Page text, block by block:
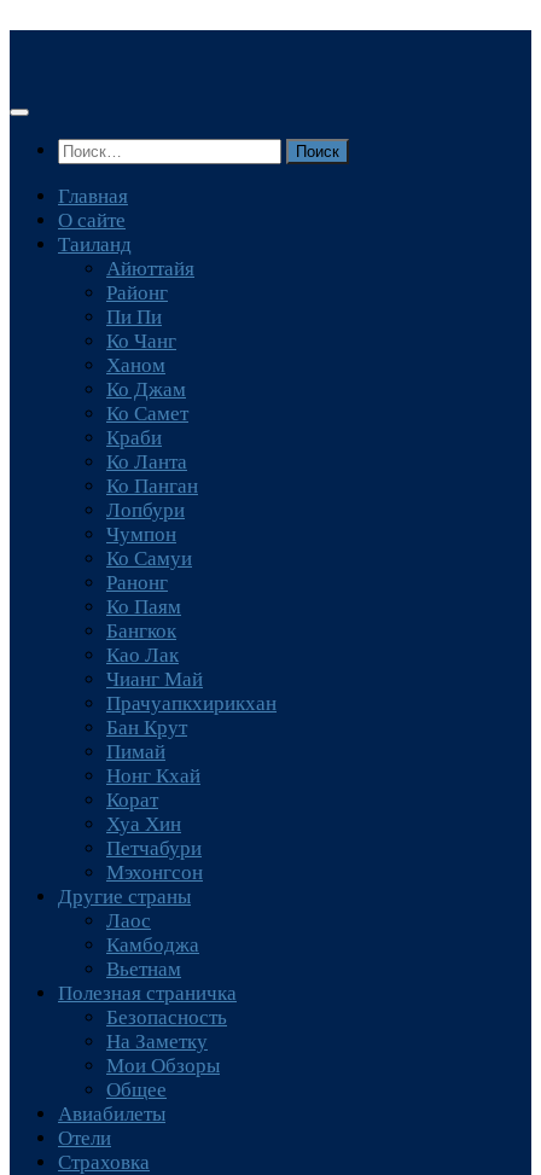
Найти:
Главная
О сайте
Таиланд
Айюттайя
Районг
Пи Пи
Ко Чанг
Ханом
Ко Джам
Ко Самет
Краби
Ко Ланта
Ко Панган
Лопбури
Чумпон
Ко Самуи
Ранонг
Ко Паям
Бангкок
Као Лак
Чианг Май
Прачуапкхирикхан
Бан Крут
Пимай
Нонг Кхай
Корат
Хуа Хин
Петчабури
Мэхонгсон
Другие страны
Лаос
Камбоджа
Вьетнам
Полезная страничка
Безопасность
На Заметку
Мои Обзоры
Общее
Авиабилеты
Отели
Страховка